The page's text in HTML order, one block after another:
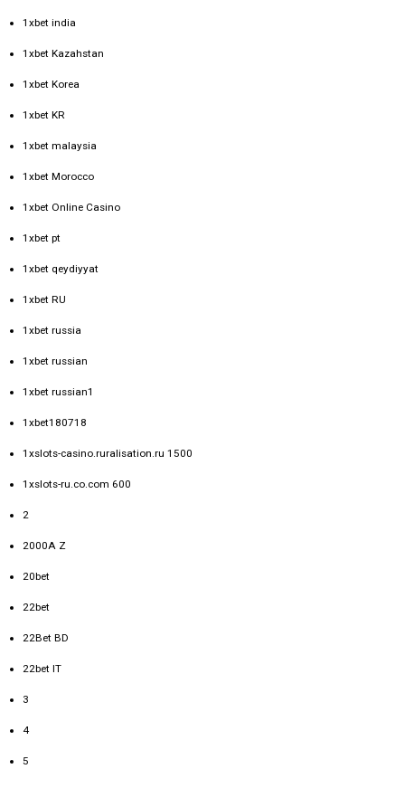
1xbet india
1xbet Kazahstan
1xbet Korea
1xbet KR
1xbet malaysia
1xbet Morocco
1xbet Online Casino
1xbet pt
1xbet qeydiyyat
1xbet RU
1xbet russia
1xbet russian
1xbet russian1
1xbet180718
1xslots-casino.ruralisation.ru 1500
1xslots-ru.co.com 600
2
2000A Z
20bet
22bet
22Bet BD
22bet IT
3
4
5